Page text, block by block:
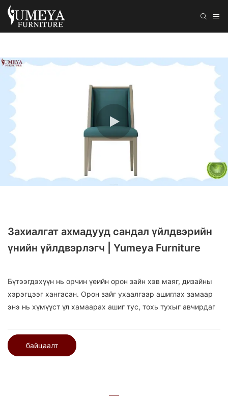
Захиалгат ахмадууд сандал үйлдвэрийн
үнийн үйлдвэрлэгч | Yumeya Furniture
Бүтээгдэхүүн нь орчин үеийн орон зайн хэв маяг, дизайны
хэрэгцээг хангасан. Орон зайг ухаалгаар ашиглах замаар
энэ нь хүмүүст үл хамаарах ашиг тус, тохь тухыг авчирдаг
байцаалт